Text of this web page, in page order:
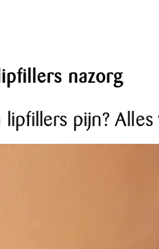
nazorg
lipfillers pijn?